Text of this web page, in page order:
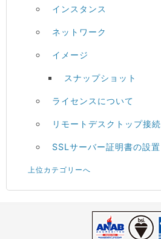
インスタンス
ネットワーク
イメージ
スナップショット
ライセンスについて
リモートデスクトップ接続
SSLサーバー証明書の設置
上位カテゴリーへ